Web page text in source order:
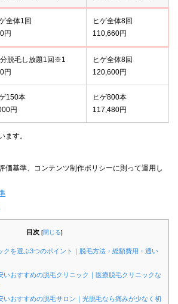
全体1回
円
ヒゲ全体8回
110,660円
脱毛し放題1回※1
円
ヒゲ全体8回
120,600円
150本
円
ヒゲ800本
117,480円
す。
価基準、コンテンツ制作ポリシーに則って運用し
目次 [閉じる]
クを選ぶ3つのポイント｜脱毛方法・総額費用・通い
いおすすめの脱毛クリニック｜医療脱毛クリニックな
いおすすめの脱毛サロン｜光脱毛なら痛みが少なく初